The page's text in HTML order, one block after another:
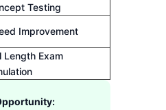
Testing
Improvement
Length Exam